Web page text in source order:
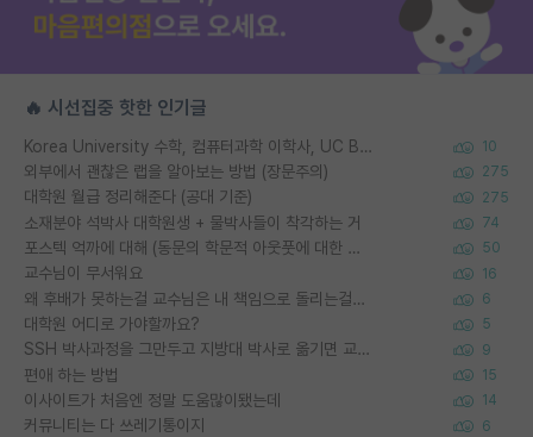
🔥 시선집중 핫한 인기글
Korea University 수학, 컴퓨터과학 이학사, UC Berkeley 산업공학 대학원 공학박사가 되는 것은 쉽지 않겠죠? 10
외부에서 괜찮은 랩을 알아보는 방법 (장문주의) 275
대학원 월급 정리해준다 (공대 기준) 275
소재분야 석박사 대학원생 + 물박사들이 착각하는 거 74
포스텍 억까에 대해 (동문의 학문적 아웃풋에 대한 반박) 50
교수님이 무서워요 16
왜 후배가 못하는걸 교수님은 내 책임으로 돌리는걸까요? 6
대학원 어디로 가야할까요? 5
SSH 박사과정을 그만두고 지방대 박사로 옮기면 교수의 꿈은 끝일까요? 9
편애 하는 방법 15
이사이트가 처음엔 정말 도움많이됐는데 14
커뮤니티는 다 쓰레기통이지 6